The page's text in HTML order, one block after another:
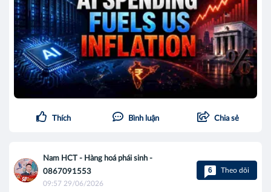
Thích Bình luận Chia sẻ
Nam HCT - Hàng hoá phái sinh -
0867091553
09:57 29/06/2026
6 Theo dõi